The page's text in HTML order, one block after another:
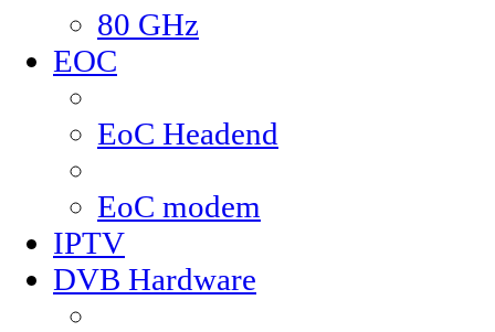
80 GHz
EOC
EoC Headend
EoC modem
IPTV
DVB Hardware